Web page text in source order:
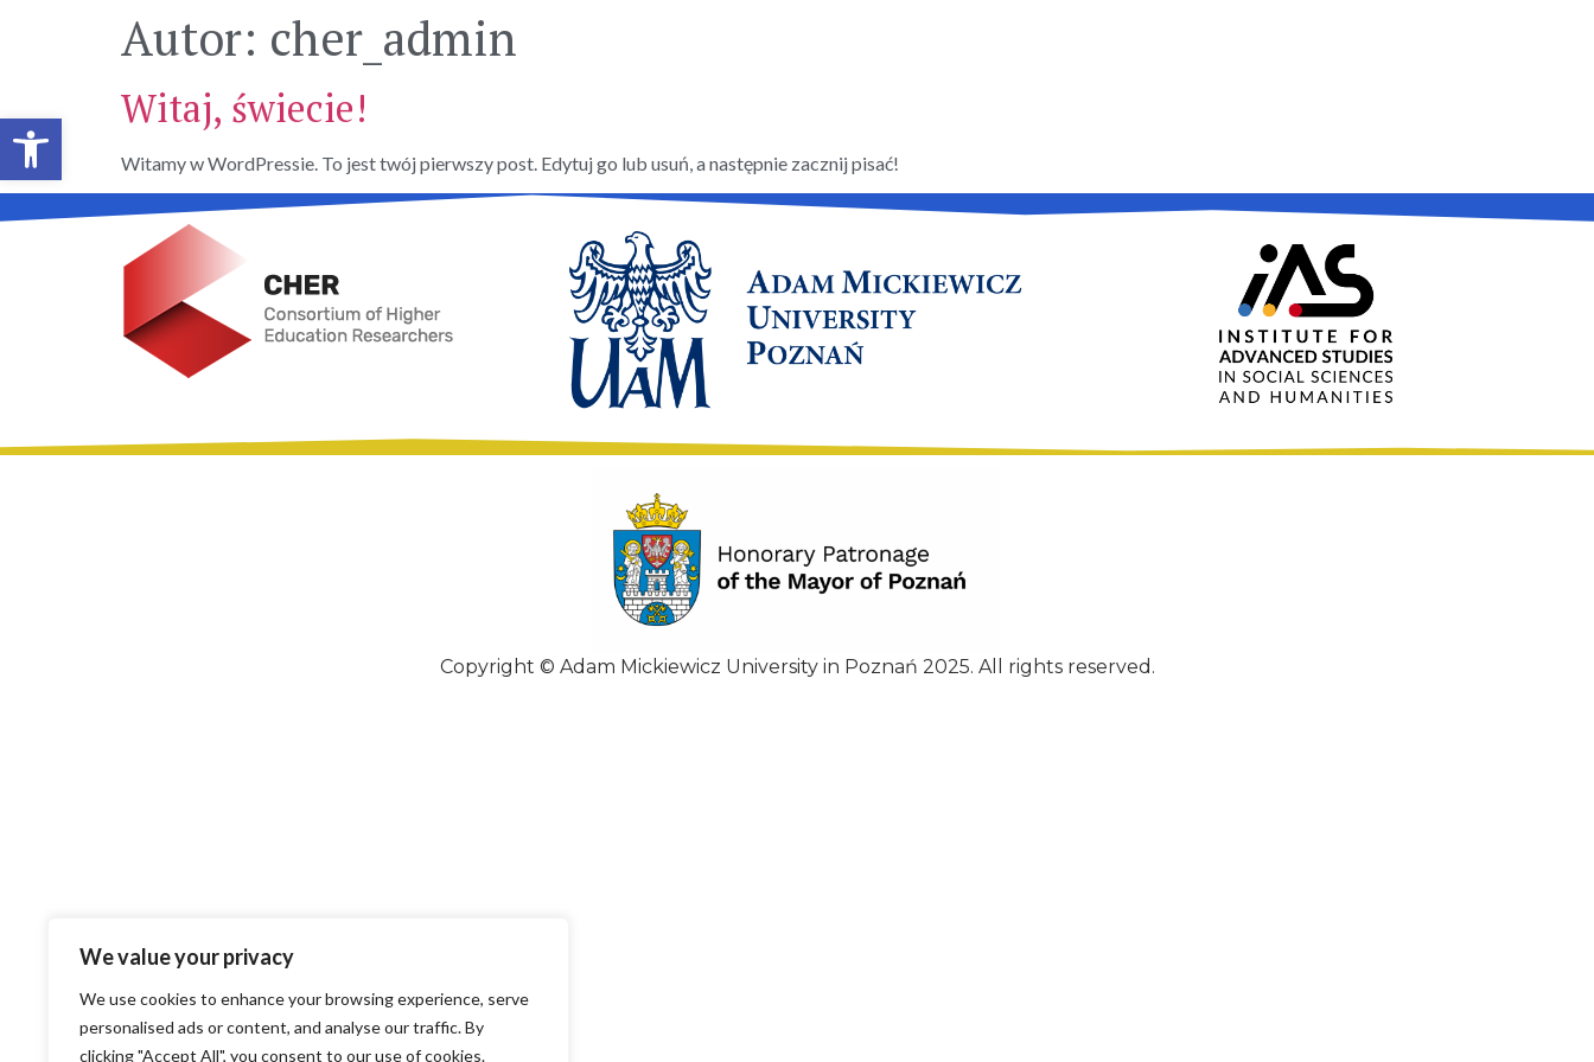
Otwórz pasek narzędzi
We value your privacy
We use cookies to enhance your browsing experience, serve
personalised ads or content, and analyse our traffic. By
clicking "Accept All", you consent to our use of cookies.
Autor: cher_admin
Witaj, świecie!
Witamy w WordPressie. To jest twój pierwszy post. Edytuj go lub usuń, a następnie zacznij pisać!
Copyright © Adam Mickiewicz University in Poznań 2025. All rights reserved.